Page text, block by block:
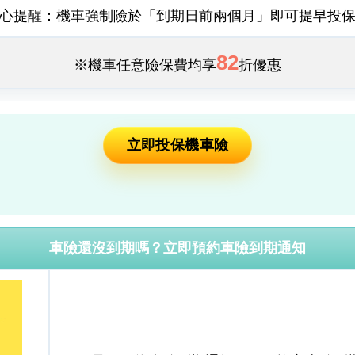
提醒：機車強制險於「到期日前兩個月」即可提早投
※機車任意險保費均享82折優惠
立即投保機車險
車險還沒到期嗎？立即預約車險到期通知